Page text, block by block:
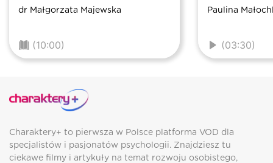
dr Małgorzata Majewska
(10:00)
Paulina
(03:30)
Charaktery+ to pierwsza w Polsce platforma VOD dla
specjalistów i pasjonatów psychologii. Znajdziesz tu
ciekawe filmy i artykuły na temat rozwoju osobistego,